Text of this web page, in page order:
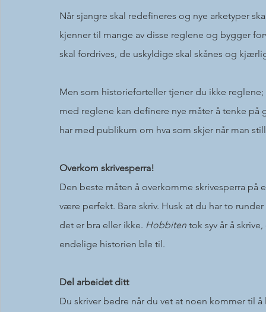
Når sjangre skal redefineres og nye arketyper
kjenner til mange av disse reglene og bygger
skal fordrives, de uskyldige skal skånes og
Men som historieforteller tjener du ikke
med reglene kan definere nye måter å tenke
har med publikum om hva som skjer når man
Overkom skrivesperra!
Den beste måten å overkomme skrivesperra på
være perfekt. Bare skriv. Husk at du har to
det er bra eller ikke. Hobbiten tok syv år å
endelige historien ble til.
Del arbeidet ditt
Du skriver bedre når du vet at noen kommer til